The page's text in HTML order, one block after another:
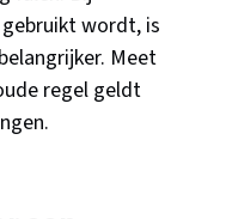
wordt, is
Meet
regel geldt